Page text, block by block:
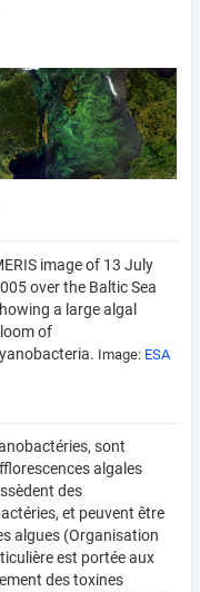
image of 13 July
over the Baltic Sea
a large algal
of
Image: ESA
sont
algales
des
et peuvent être
algues (Organisation
est portée aux
des toxines